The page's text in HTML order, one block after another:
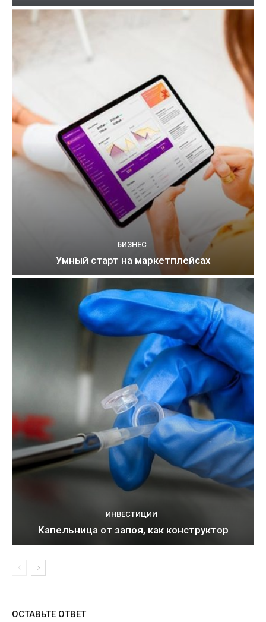
БИЗНЕС
Умный старт на маркетплейсах
ИНВЕСТИЦИИ
Капельница от запоя, как конструктор
ОСТАВЬТЕ ОТВЕТ